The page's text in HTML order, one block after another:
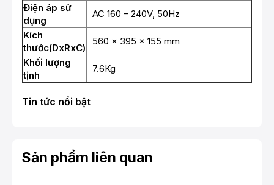
Điện áp sử
dụng
AC 160 – 240V, 50Hz
Kích
thước(DxRxC)
560 x 395 x 155 mm
Khối lượng
tịnh
7.6Kg
Tin tức nổi bật
Sản phẩm liên quan